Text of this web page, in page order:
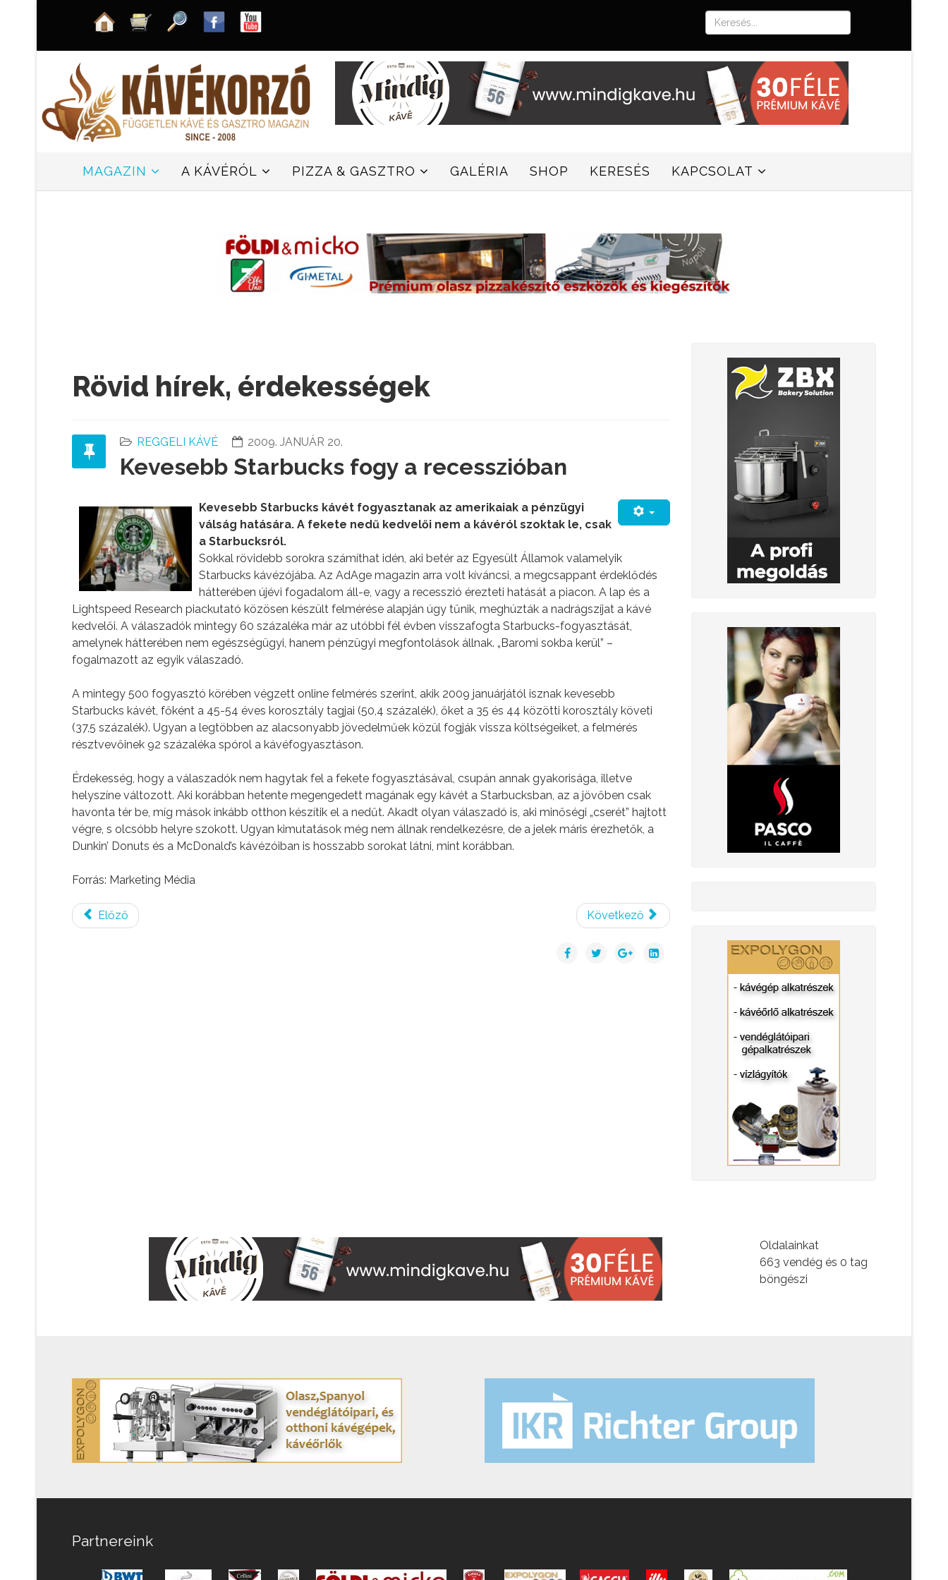
MAGAZIN A KÁVÉRÓL PIZZA & GASZTRO GALÉRIA SHOP KERESÉS KAPCSOLAT
Rövid hírek, érdekességek
REGGELI KÁVÉ 2009. JANUÁR 20.
Kevesebb Starbucks fogy a recesszióban
Kevesebb Starbucks kávét fogyasztanak az amerikaiak a pénzügyi
válság hatására. A fekete nedű kedvelői nem a kávéról szoktak le, csak
a Starbucksról.
Sokkal rövidebb sorokra számíthat idén, aki betér az Egyesült Államok valamelyik
Starbucks kávézójába. Az AdAge magazin arra volt kíváncsi, a megcsappant érdeklődés
hátterében újévi fogadalom áll-e, vagy a recesszió érezteti hatását a piacon. A lap és a
Lightspeed Research piackutató közösen készült felmérése alapján úgy tűnik, meghúzták a nadrágszíjat a kávé
kedvelői. A válaszadók mintegy 60 százaléka már az utóbbi fél évben visszafogta Starbucks-fogyasztását,
amelynek hátterében nem egészségügyi, hanem pénzügyi megfontolások állnak. „Baromi sokba kerül” –
fogalmazott az egyik válaszadó.
A mintegy 500 fogyasztó körében végzett online felmérés szerint, akik 2009 januárjától isznak kevesebb
Starbucks kávét, főként a 45-54 éves korosztály tagjai (50,4 százalék), őket a 35 és 44 közötti korosztály követi
(37,5 százalék). Ugyan a legtöbben az alacsonyabb jövedelműek közül fogják vissza költségeiket, a felmérés
résztvevőinek 92 százaléka spórol a kávéfogyasztáson.
Érdekesség, hogy a válaszadók nem hagytak fel a fekete fogyasztásával, csupán annak gyakorisága, illetve
helyszíne változott. Aki korábban hetente megengedett magának egy kávét a Starbucksban, az a jövőben csak
havonta tér be, míg mások inkább otthon készítik el a nedűt. Akadt olyan válaszadó is, aki minőségi „cserét” hajtott
végre, s olcsóbb helyre szokott. Ugyan kimutatások még nem állnak rendelkezésre, de a jelek máris érezhetők, a
Dunkin’ Donuts és a McDonald’s kávézóiban is hosszabb sorokat látni, mint korábban.
Forrás: Marketing Média
Előző Következő
Oldalainkat
663 vendég és 0 tag
böngészi
Partnereink